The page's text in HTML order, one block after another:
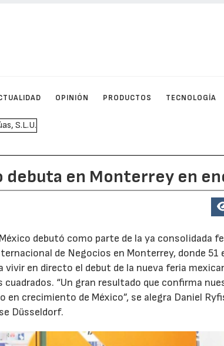
OPINIÓN PRODUCTOS TECNOLOGÍA
debuta en Monterrey en
México debutó como parte de la ya consolidada
de Negocios en Monterrey, donde 51
vivir en directo el debut de la nueva feria
“Un gran resultado que confirma
en crecimiento de México”, se alegra Daniel
Düsseldorf.